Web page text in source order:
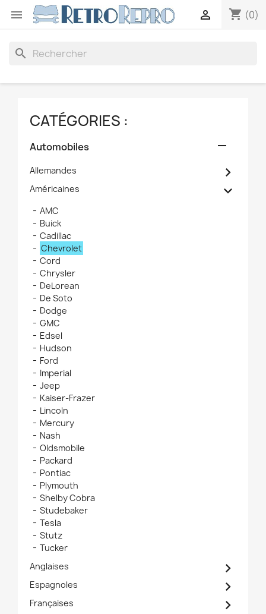
 shopping_cart (0)

search
CATÉGORIES :
Automobiles 
Allemandes 
Américaines 
AMC
Buick
Cadillac
Chevrolet
Cord
Chrysler
DeLorean
De Soto
Dodge
GMC
Edsel
Hudson
Ford
Imperial
Jeep
Kaiser-Frazer
Lincoln
Mercury
Nash
Oldsmobile
Packard
Pontiac
Plymouth
Shelby Cobra
Studebaker
Tesla
Stutz
Tucker
Anglaises

Espagnoles 
Françaises 